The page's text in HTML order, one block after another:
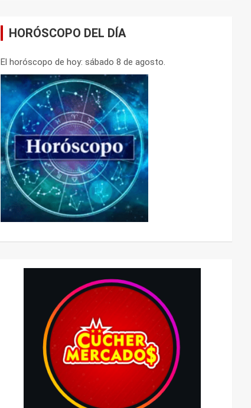
HORÓSCOPO DEL DÍA
El horóscopo de hoy: sábado 8 de agosto.